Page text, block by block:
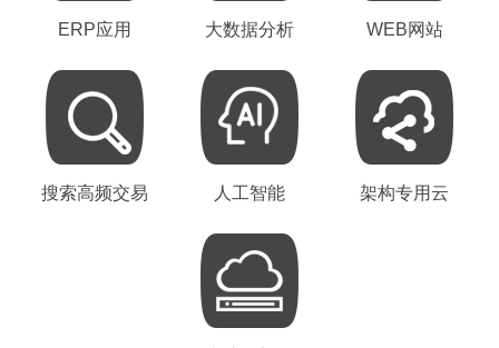
ERP应用 大数据分析 WEB网站
搜索高频交易 人工智能 架构专用云